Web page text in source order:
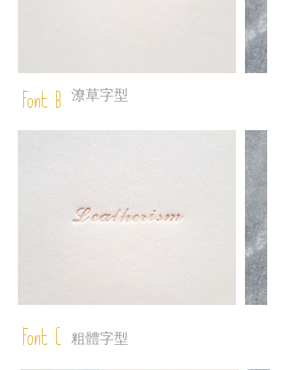
Font B 潦草字型
Font C 粗體字型